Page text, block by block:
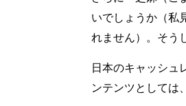
いでしょうか（私
れません）。そう
日本のキャッシュ
ンテンツとしては